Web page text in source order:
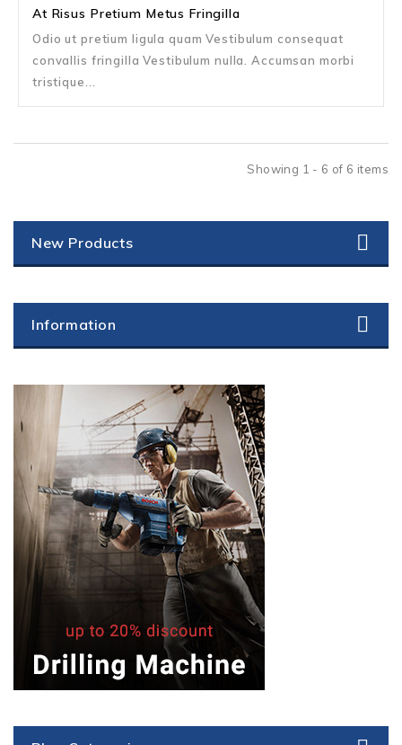
At Risus Pretium Metus Fringilla
Odio ut pretium ligula quam Vestibulum consequat
convallis fringilla Vestibulum nulla. Accumsan morbi
tristique...
Showing 1 - 6 of 6 items
New Products
Information